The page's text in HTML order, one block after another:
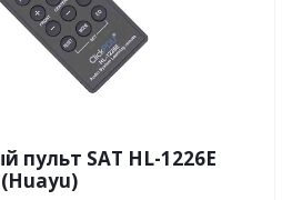
пульт SAT HL-1226E
(Huayu)